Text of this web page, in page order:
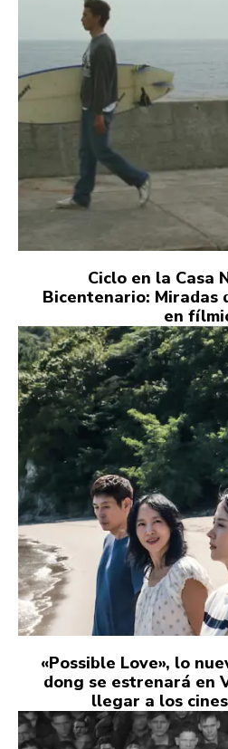
Ciclo en la Casa
Bicentenario: Miradas
en
«Possible Love», lo
dong se estrenará en
llegar a los